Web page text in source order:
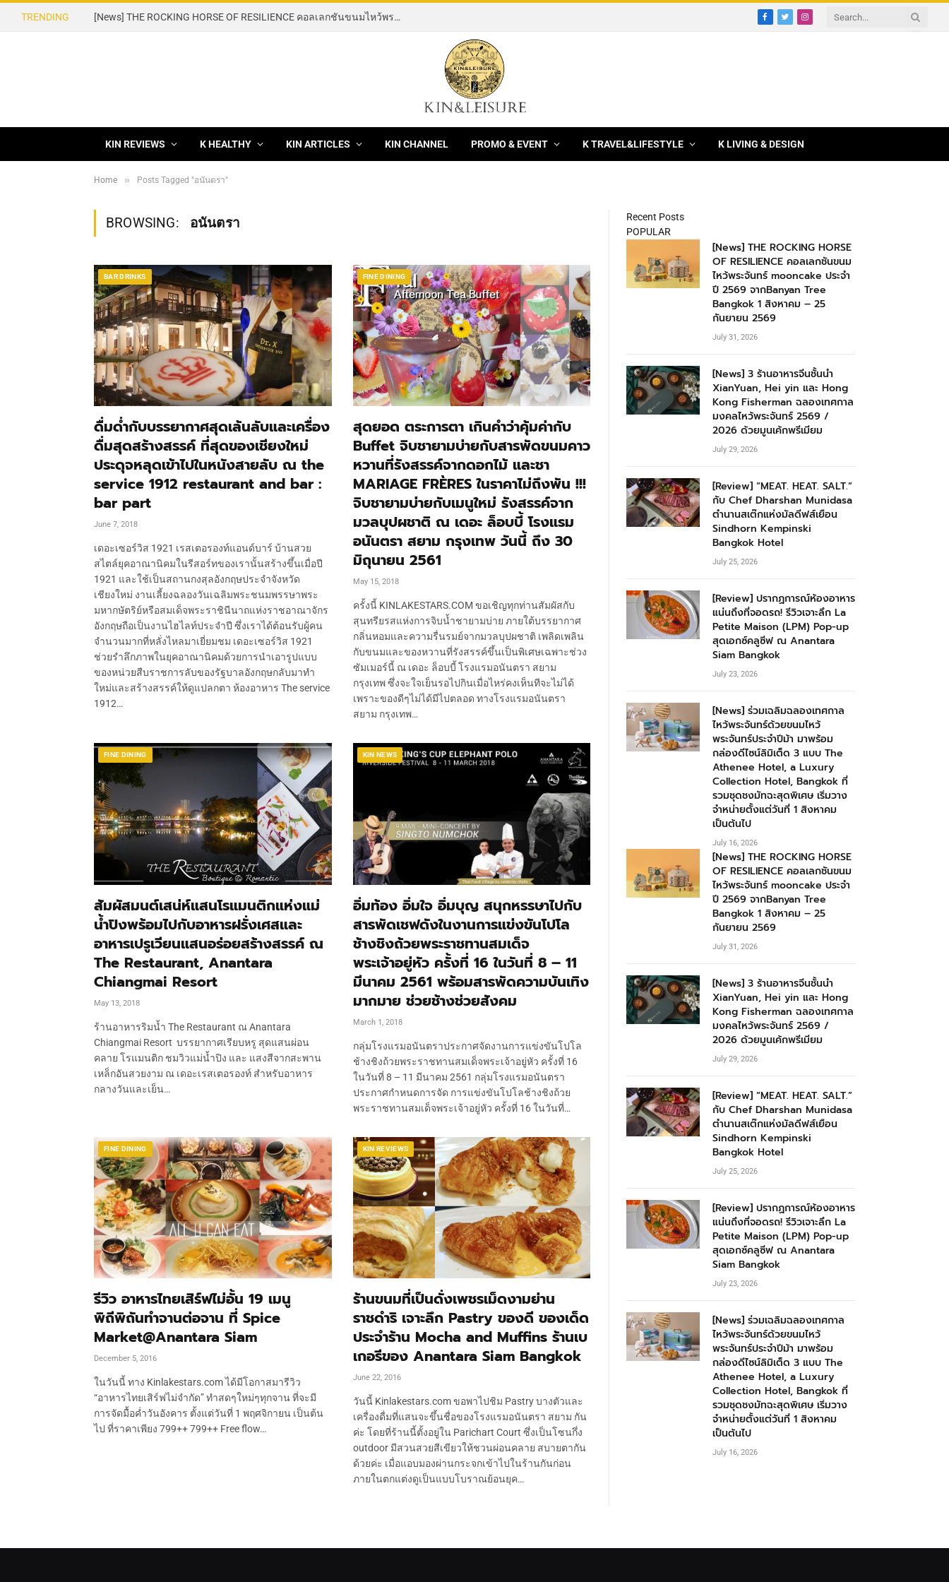
TRENDING [News] THE ROCKING HORSE OF RESILIENCE คอลเลกชันขนมไหว้พระจันทร์ mooncake ประจำปี 2569 จากBanyan Tree Bangkok 1 สิงหาคม – 25 กันยายน 2569
Facebook
TwitterInstagram
KIN REVIEWS K HEALTHY KIN ARTICLES KIN CHANNEL PROMO & EVENT K TRAVEL&LIFESTYLE K LIVING & DESIGN
Home » Posts Tagged "อนันตรา"
BROWSING: อนันตรา
BAR DRINKS
ดื่มด่ำกับบรรยากาศสุดเล้นลับและเครื่อง
ดื่มสุดสร้างสรรค์ ที่สุดของเชียงใหม่
ประดุจหลุดเข้าไปในหนังสายลับ ณ the
service 1912 restaurant and bar :
bar part
June 7, 2018
เดอะเซอร์วิส 1921 เรสเตอรองท์แอนด์บาร์ บ้านสวย
สไตล์ยุคอาณานิคมในรีสอร์ทของเรานั้นสร้างขึ้นเมื่อปี
1921 และใช้เป็นสถานกงสุลอังกฤษประจำจังหวัด
เชียงใหม่ งานเลี้ยงฉลองวันเฉลิมพระชนมพรรษาพระ
มหากษัตริย์หรือสมเด็จพระราชินีนาถแห่งราชอาณาจักร
อังกฤษถือเป็นงานไฮไลท์ประจำปี ซึ่งเราได้ต้อนรับผู้คน
จำนวนมากที่หลั่งไหลมาเยี่ยมชม เดอะเซอร์วิส 1921
ช่วยรำลึกภาพในยุคอาณานิคมด้วยการนำเอารูปแบบ
ของหน่วยสืบราชการลับของรัฐบาลอังกฤษกลับมาทำ
ใหม่และสร้างสรรค์ให้ดูแปลกตา ห้องอาหาร The service
1912…
FINE DINING
สุดยอด ตระการตา เกินคำว่าคุ้มค่ากับ
Buffet จิบชายามบ่ายกับสารพัดขนมคาว
หวานที่รังสรรค์จากดอกไม้ และชา
MARIAGE FRÈRES ในราคาไม่ถึงพัน !!!
จิบชายามบ่ายกับเมนูใหม่ รังสรรค์จาก
มวลบุปผชาติ ณ เดอะ ล็อบบี้ โรงแรม
อนันตรา สยาม กรุงเทพ วันนี้ ถึง 30
มิถุนายน 2561
May 15, 2018
ครั้งนี้ KINLAKESTARS.COM ขอเชิญทุกท่านสัมผัสกับ
สุนทรียรสแห่งการจิบน้ำชายามบ่าย ภายใต้บรรยากาศ
กลิ่นหอมและความรื่นรมย์จากมวลบุปผชาติ เพลิดเพลิน
กับขนมและของหวานที่รังสรรค์ขึ้นเป็นพิเศษเฉพาะช่วง
ซัมเมอร์นี้ ณ เดอะ ล็อบบี้ โรงแรมอนันตรา สยาม
กรุงเทพ ซึ่งจะใจเย็นรอไปกินเมื่อไหร่คงเห็นทีจะไม่ได้
เพราะของดีๆไม่ได้มีไปตลอด ทางโรงแรมอนันตรา
สยาม กรุงเทพ…
FINE DINING
สัมผัสมนต์เสน่ห์แสนโรแมนติกแห่งแม่
น้ำปิงพร้อมไปกับอาหารฝรั่งเศสและ
อาหารเปรูเวียนแสนอร่อยสร้างสรรค์ ณ
The Restaurant, Anantara
Chiangmai Resort
May 13, 2018
ร้านอาหารริมน้ำ The Restaurant ณ Anantara
Chiangmai Resort บรรยากาศเรียบหรู สุดแสนผ่อน
คลาย โรแมนติก ชมวิวแม่น้ำปิง และ แสงสีจากสะพาน
เหล็กอันสวยงาม ณ เดอะเรสเตอรองท์ สำหรับอาหาร
กลางวันและเย็น…
KIN NEWS
อิ่มท้อง อิ่มใจ อิ่มบุญ สนุกหรรษาไปกับ
สารพัดเชฟดังในงานการแข่งขันโปโล
ช้างชิงถ้วยพระราชทานสมเด็จ
พระเจ้าอยู่หัว ครั้งที่ 16 ในวันที่ 8 – 11
มีนาคม 2561 พร้อมสารพัดความบันเทิง
มากมาย ช่วยช้างช่วยสังคม
March 1, 2018
กลุ่มโรงแรมอนันตราประกาศจัดงานการแข่งขันโปโล
ช้างชิงถ้วยพระราชทานสมเด็จพระเจ้าอยู่หัว ครั้งที่ 16
ในวันที่ 8 – 11 มีนาคม 2561 กลุ่มโรงแรมอนันตรา
ประกาศกำหนดการจัด การแข่งขันโปโลช้างชิงถ้วย
พระราชทานสมเด็จพระเจ้าอยู่หัว ครั้งที่ 16 ในวันที่…
FINE DINING
รีวิว อาหารไทยเสิร์ฟไม่อั้น 19 เมนู
พิถีพิถันทำจานต่อจาน ที่ Spice
Market@Anantara Siam
December 5, 2016
ในวันนี้ ทาง Kinlakestars.com ได้มีโอกาสมารีวิว
“อาหารไทยเสิร์ฟไม่จำกัด” ทำสดๆใหม่ๆทุกจาน ที่จะมี
การจัดมื้อค่ำวันอังคาร ตั้งแต่วันที่ 1 พฤศจิกายน เป็นต้น
ไป ที่ราคาเพียง 799++ 799++ Free flow…
KIN REVIEWS
ร้านขนมที่เป็นดั่งเพชรเม็ดงามย่าน
ราชดำริ เจาะลึก Pastry ของดี ของเด็ด
ประจำร้าน Mocha and Muffins ร้านเบ
เกอรีของ Anantara Siam Bangkok
June 22, 2016
วันนี้ Kinlakestars.com ขอพาไปชิม Pastry บางตัวและ
เครื่องดื่มที่แสนจะขึ้นชื่อของโรงแรมอนันตรา สยาม กัน
ค่ะ โดยที่ร้านนี้ตั้งอยู่ใน Parichart Court ซึ่งเป็นโซนกึ่ง
outdoor มีสวนสวยสีเขียวให้ชวนผ่อนคลาย สบายตากัน
ด้วยค่ะ เมื่อแอบมองผ่านกระจกเข้าไปในร้านกันก่อน
ภายในตกแต่งดูเป็นแบบโบราณย้อนยุค…
Recent Posts
POPULAR
[News] THE ROCKING HORSE
OF RESILIENCE คอลเลกชันขนม
ไหว้พระจันทร์ mooncake ประจำ
ปี 2569 จากBanyan Tree
Bangkok 1 สิงหาคม – 25
กันยายน 2569
July 31, 2026
[News] 3 ร้านอาหารจีนชั้นนำ
XianYuan, Hei yin และ Hong
Kong Fisherman ฉลองเทศกาล
มงคลไหว้พระจันทร์ 2569 /
2026 ด้วยมูนเค้กพรีเมียม
July 29, 2026
[Review] “MEAT. HEAT. SALT.”
กับ Chef Dharshan Munidasa
ตำนานสเต๊กแห่งมัลดีฟส์เยือน
Sindhorn Kempinski
Bangkok Hotel
July 25, 2026
[Review] ปรากฏการณ์ห้องอาหาร
แน่นถึงที่จอดรถ! รีวิวเจาะลึก La
Petite Maison (LPM) Pop-up
สุดเอกซ์คลูซีฟ ณ Anantara
Siam Bangkok
July 23, 2026
[News] ร่วมเฉลิมฉลองเทศกาล
ไหว้พระจันทร์ด้วยขนมไหว้
พระจันทร์ประจำปีม้า มาพร้อม
กล่องดีไซน์ลิมิเต็ด 3 แบบ The
Athenee Hotel, a Luxury
Collection Hotel, Bangkok ที่
รวมชุดชงมัทฉะสุดพิเศษ เริ่มวาง
จำหน่ายตั้งแต่วันที่ 1 สิงหาคม
เป็นต้นไป
July 16, 2026
[News] THE ROCKING HORSE
OF RESILIENCE คอลเลกชันขนม
ไหว้พระจันทร์ mooncake ประจำ
ปี 2569 จากBanyan Tree
Bangkok 1 สิงหาคม – 25
กันยายน 2569
July 31, 2026
[News] 3 ร้านอาหารจีนชั้นนำ
XianYuan, Hei yin และ Hong
Kong Fisherman ฉลองเทศกาล
มงคลไหว้พระจันทร์ 2569 /
2026 ด้วยมูนเค้กพรีเมียม
July 29, 2026
[Review] “MEAT. HEAT. SALT.”
กับ Chef Dharshan Munidasa
ตำนานสเต๊กแห่งมัลดีฟส์เยือน
Sindhorn Kempinski
Bangkok Hotel
July 25, 2026
[Review] ปรากฏการณ์ห้องอาหาร
แน่นถึงที่จอดรถ! รีวิวเจาะลึก La
Petite Maison (LPM) Pop-up
สุดเอกซ์คลูซีฟ ณ Anantara
Siam Bangkok
July 23, 2026
[News] ร่วมเฉลิมฉลองเทศกาล
ไหว้พระจันทร์ด้วยขนมไหว้
พระจันทร์ประจำปีม้า มาพร้อม
กล่องดีไซน์ลิมิเต็ด 3 แบบ The
Athenee Hotel, a Luxury
Collection Hotel, Bangkok ที่
รวมชุดชงมัทฉะสุดพิเศษ เริ่มวาง
จำหน่ายตั้งแต่วันที่ 1 สิงหาคม
เป็นต้นไป
July 16, 2026